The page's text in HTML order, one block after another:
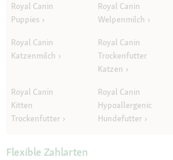
Royal Canin
Puppies
Royal Canin
Welpenmilch
Royal Canin
Katzenmilch
Royal Canin
Trockenfutter
Katzen
Royal Canin
Kitten
Trockenfutter
Royal Canin
Hypoallergenic
Hundefutter
Flexible Zahlarten